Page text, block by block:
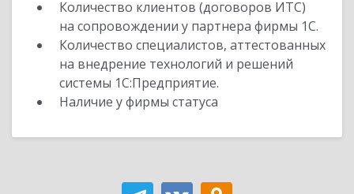
Количество клиентов (договоров ИТС)
на сопровождении у партнера фирмы 1С.
Количество специалистов, аттестованных
на внедрение технологий и решений
системы 1С:Предприятие.
Наличие у фирмы статуса